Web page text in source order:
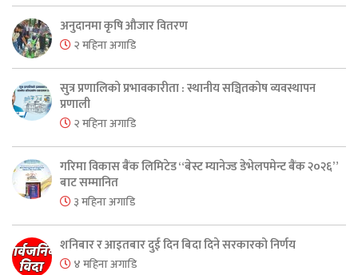
अनुदानमा कृषि औजार वितरण
२ महिना अगाडि
सुत्र प्रणालिको प्रभावकारीता : स्थानीय सञ्चितकोष व्यवस्थापन
प्रणाली
२ महिना अगाडि
गरिमा विकास बैंक लिमिटेड “बेस्ट म्यानेज्ड डेभेलपमेन्ट बैंक २०२६”
बाट सम्मानित
३ महिना अगाडि
शनिबार र आइतबार दुई दिन बिदा दिने सरकारको निर्णय
४ महिना अगाडि